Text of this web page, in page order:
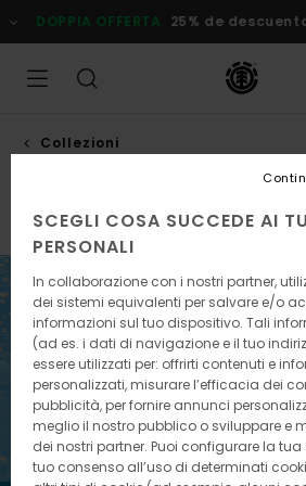
alla
selezione
griglie
OFFERTA 25% de descuento
Collezioni
Element x Timber! Element x
SCEGLI COSA SUCCEDE AI
PERSONALI
In collaborazione con i nostri partner,
dei sistemi equivalenti per salvare e/o
informazioni sul tuo dispositivo. Tali
(ad es. i dati di navigazione e il tuo
essere utilizzati per: offrirti contenuti e
personalizzati, misurare l’efficacia dei
pubblicità, per fornire annunci
meglio il nostro pubblico o sviluppare e
dei nostri partner. Puoi configurare la
tuo consenso all’uso di determinati